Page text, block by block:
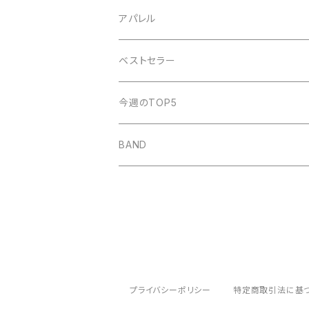
KUZIRA
Some Life
May Forth
amanojac
SideChest
Atomic Skipper
THE NINTH APOLLO
ONE BY ONE RECORDS
明日、照らす
i GO
THE CAMP
デモCD
Beat Light
アパレル
IF I FELL
Watashi
ベストセラー
今週のTOP5
BAND
プライバシーポリシー 特定商取引法に基